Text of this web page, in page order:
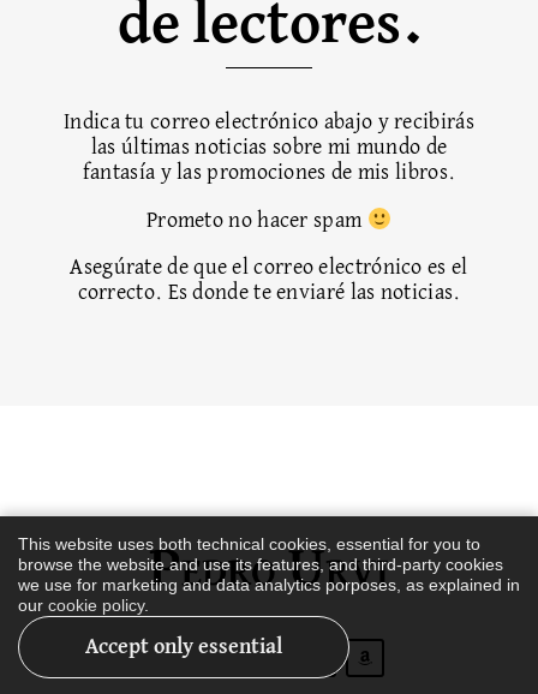
de lectores.
Indica tu correo electrónico abajo y recibirás
las últimas noticias sobre mi mundo de
fantasía y las promociones de mis libros.
Prometo no hacer spam
Asegúrate de que el correo electrónico es el
correcto. Es donde te enviaré las noticias.
Pedro Urvi
This website uses both technical cookies, essential for you to
browse the website and use its features, and third-party cookies
we use for marketing and data analytics porposes, as explained in
our cookie policy.
Accept only essential